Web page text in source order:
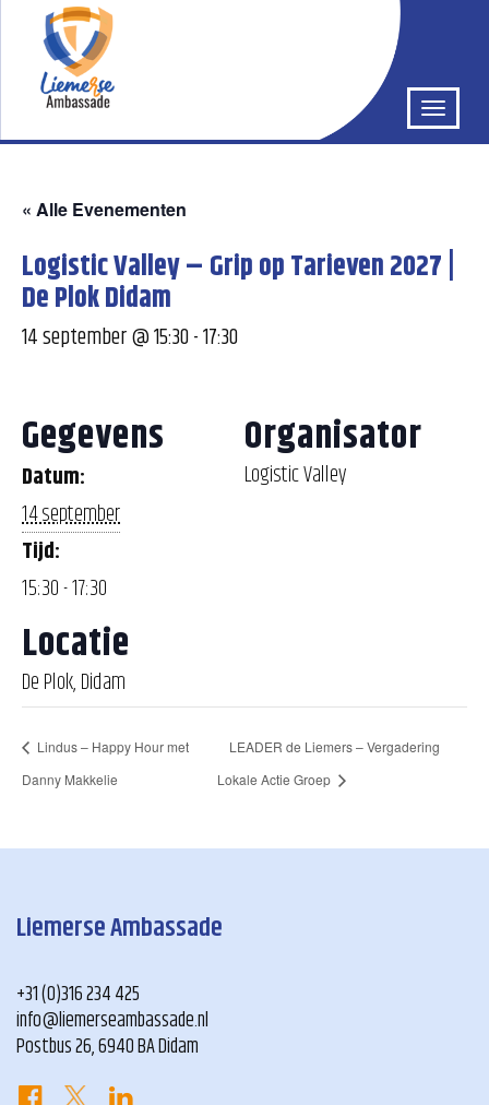
« Alle Evenementen
Logistic Valley – Grip op Tarieven 2027 |
De Plok Didam
14 september @ 15:30-17:30
Gegevens
Datum:
14 september
Tijd:
15:30 - 17:30
Locatie
De Plok, Didam
Organisator
Logistic Valley
Lindus – Happy Hour met
Danny Makkelie
LEADER de Liemers – Vergadering
Lokale Actie Groep
Liemerse Ambassade
+31 (0)316 234 425
info@liemerseambassade.nl
Postbus 26, 6940 BA Didam